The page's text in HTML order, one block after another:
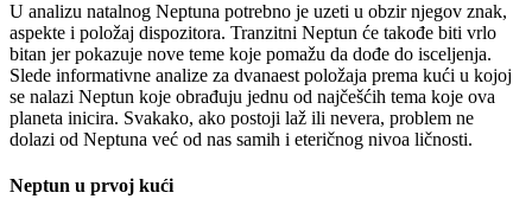
U analizu natalnog Neptuna potrebno je uzeti u obzir njegov znak,
aspekte i položaj dispozitora. Tranzitni Neptun će takođe biti vrlo
bitan jer pokazuje nove teme koje pomažu da dođe do isceljenja.
Slede informativne analize za dvanaest položaja prema kući u kojoj
se nalazi Neptun koje obrađuju jednu od najčešćih tema koje ova
planeta inicira. Svakako, ako postoji laž ili nevera, problem ne
dolazi od Neptuna već od nas samih i eteričnog nivoa ličnosti.
Neptun u prvoj kući